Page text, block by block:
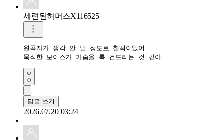
세련된허머스X116525
원곡자가 생각 안 날 정도로 찰떡이었어
묵직한 보이스가 가슴을 툭 건드리는 것 같아
0
답글 쓰기
2026.07.20 03:24